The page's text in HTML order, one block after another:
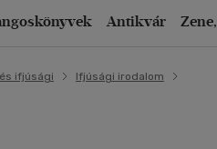
Antikvár
ifjúsági
Ifjúsági irodalom